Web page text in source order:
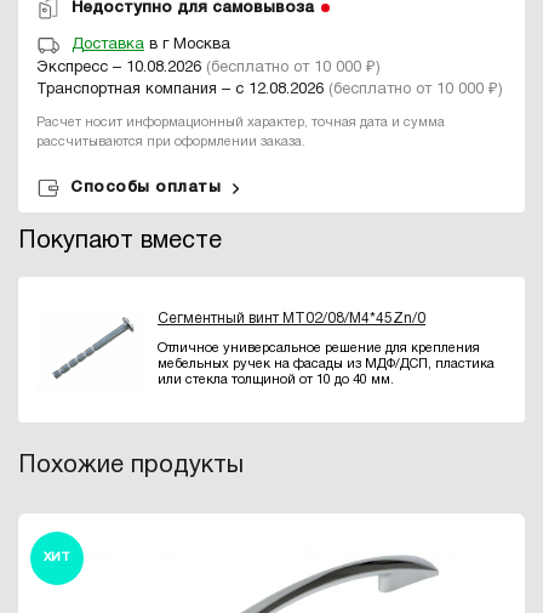
Недоступно для самовывоза
Доставка в г Москва
Экспресс – 10.08.2026 (бесплатно от 10 000 ₽)
Транспортная компания – с 12.08.2026 (бесплатно от 10 000 ₽)
Расчет носит информационный характер, точная дата и сумма
рассчитываются при оформлении заказа.
Способы оплаты
Покупают вместе
Сегментный винт MT02/08/M4*45Zn/0
Отличное универсальное решение для крепления
мебельных ручек на фасады из МДФ/ДСП, пластика
или стекла толщиной от 10 до 40 мм.
Похожие продукты
ХИТ